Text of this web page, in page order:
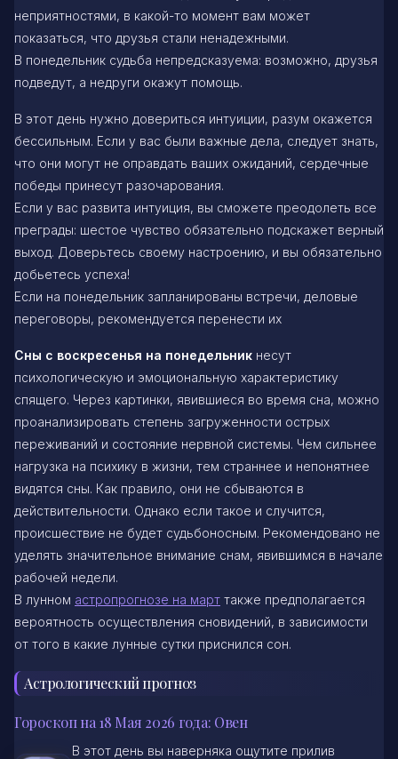
неприятностями, в какой-то момент вам может
показаться, что друзья стали ненадежными.
В понедельник судьба непредсказуема: возможно, друзья
подведут, а недруги окажут помощь.
В этот день нужно довериться интуиции, разум окажется
бессильным. Если у вас были важные дела, следует знать,
что они могут не оправдать ваших ожиданий, сердечные
победы принесут разочарования.
Если у вас развита интуиция, вы сможете преодолеть все
преграды: шестое чувство обязательно подскажет верный
выход. Доверьтесь своему настроению, и вы обязательно
добьетесь успеха!
Если на понедельник запланированы встречи, деловые
переговоры, рекомендуется перенести их
Сны с воскресенья на понедельник несут
психологическую и эмоциональную характеристику
спящего. Через картинки, явившиеся во время сна, можно
проанализировать степень загруженности острых
переживаний и состояние нервной системы. Чем сильнее
нагрузка на психику в жизни, тем страннее и непонятнее
видятся сны. Как правило, они не сбываются в
действительности. Однако если такое и случится,
происшествие не будет судьбоносным. Рекомендовано не
уделять значительное внимание снам, явившимся в начале
рабочей недели.
В лунном астропрогнозе на март также предполагается
вероятность осуществления сновидений, в зависимости
от того в какие лунные сутки приснился сон.
Астрологический прогноз
Гороскоп на 18 Мая 2026 года: Овен
В этот день вы наверняка ощутите прилив